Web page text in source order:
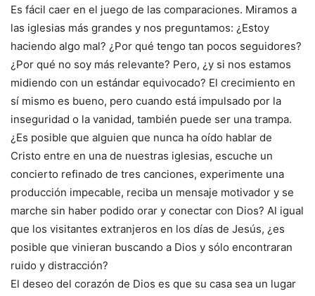
Es fácil caer en el juego de las comparaciones. Miramos a
las iglesias más grandes y nos preguntamos: ¿Estoy
haciendo algo mal? ¿Por qué tengo tan pocos seguidores?
¿Por qué no soy más relevante? Pero, ¿y si nos estamos
midiendo con un estándar equivocado? El crecimiento en
sí mismo es bueno, pero cuando está impulsado por la
inseguridad o la vanidad, también puede ser una trampa.
¿Es posible que alguien que nunca ha oído hablar de
Cristo entre en una de nuestras iglesias, escuche un
concierto refinado de tres canciones, experimente una
producción impecable, reciba un mensaje motivador y se
marche sin haber podido orar y conectar con Dios? Al igual
que los visitantes extranjeros en los días de Jesús, ¿es
posible que vinieran buscando a Dios y sólo encontraran
ruido y distracción?
El deseo del corazón de Dios es que su casa sea un lugar